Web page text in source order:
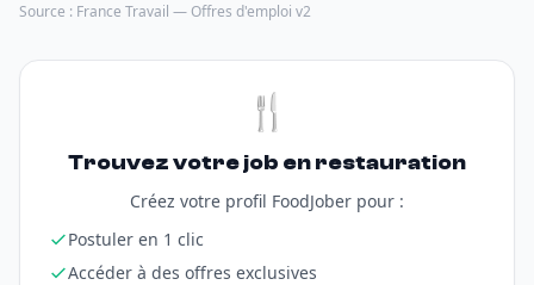
Source : France Travail — Offres d'emploi v2
🍴
Trouvez votre job en restauration
Créez votre profil FoodJober pour :
Postuler en 1 clic
Accéder à des offres exclusives